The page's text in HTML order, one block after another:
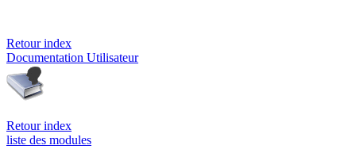
Retour index
Documentation Utilisateur
Retour index
liste des modules